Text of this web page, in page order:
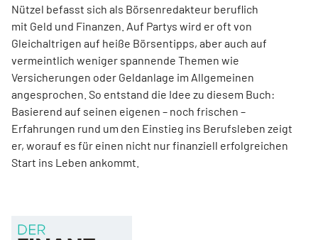
Nützel befasst sich als Börsenredakteur beruflich
mit Geld und Finanzen. Auf Partys wird er oft von
Gleichaltrigen auf heiße Börsentipps, aber auch auf
vermeintlich weniger spannende Themen wie
Versicherungen oder Geldanlage im Allgemeinen
angesprochen. So entstand die Idee zu diesem Buch:
Basierend auf seinen eigenen – noch frischen –
Erfahrungen rund um den Einstieg ins Berufsleben zeigt
er, worauf es für einen nicht nur finanziell erfolgreichen
Start ins Leben ankommt.